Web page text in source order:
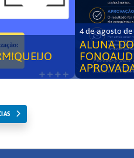
4 de agosto
ALUNA